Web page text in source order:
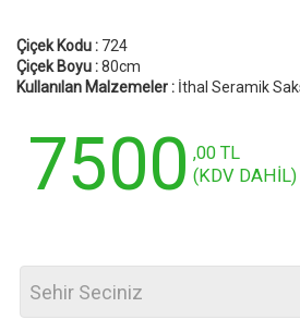
Çiçek Kodu : 724
Çiçek Boyu :80cm
Kullanılan Malzemeler : İthal Seramik
7500 ,00 TL
(KDV DAHİL)
Sehir Seciniz